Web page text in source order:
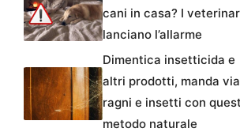
cani in casa? I
lanciano l’allarme
Dimentica insetticida e
altri prodotti, manda via
ragni e insetti con
metodo naturale